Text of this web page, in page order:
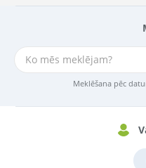
Meklēšana pēc